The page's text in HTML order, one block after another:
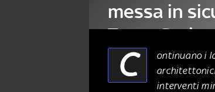
messa in
Torre
ARCHITETTURA 18 Maggio
C
ontinuano i
interventi